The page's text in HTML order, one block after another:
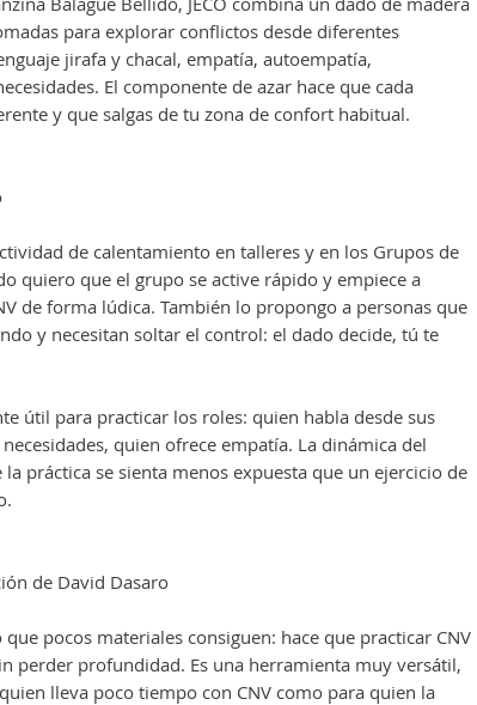
para explorar conflictos desde diferentes
jirafa y chacal, empatía, autoempatía,
El componente de azar hace que cada
y que salgas de tu zona de confort habitual.
de calentamiento en talleres y en los Grupos de
quiero que el grupo se active rápido y empiece a
de forma lúdica. También lo propongo a personas que
y necesitan soltar el control: el dado decide, tú te
útil para practicar los roles: quien habla desde sus
quien ofrece empatía. La dinámica del
la práctica se sienta menos expuesta que un ejercicio de
de David Dasaro
que pocos materiales consiguen: hace que practicar CNV
perder profundidad. Es una herramienta muy versátil,
lleva poco tiempo con CNV como para quien la